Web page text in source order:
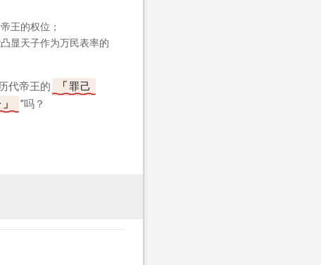
王的权位；
显天子作为万民表率的
代帝王的
罪己
”吗？